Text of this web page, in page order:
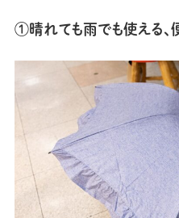
①晴れても雨でも使える、